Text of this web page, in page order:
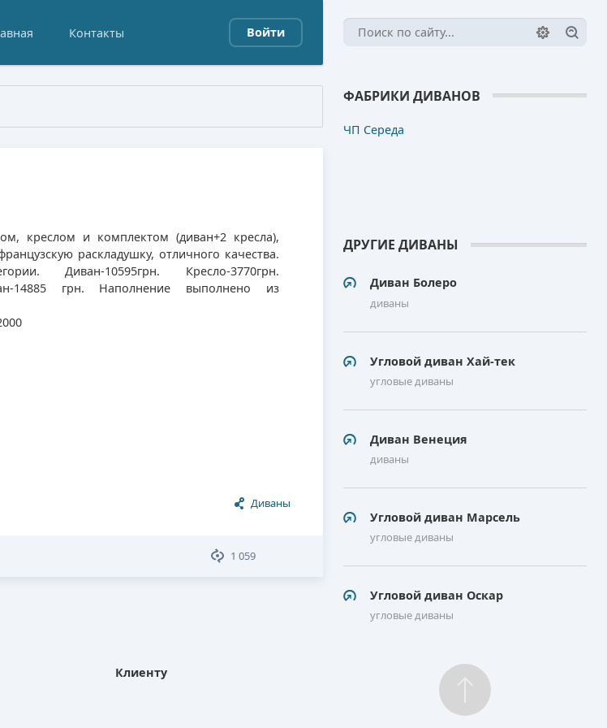
Контакты Войти
креслом и комплектом (диван+2 кресла),
раскладушку, отличного качества.
10595грн. Кресло-3770грн.
14885 грн. Наполнение выполнено из
Диваны
1 059
ФАБРИКИ ДИВАНОВ
ЧП Середа
ДРУГИЕ ДИВАНЫ
Диван Болеро
диваны
Угловой диван Хай-тек
угловые диваны
Диван Венеция
диваны
Угловой диван Марсель
угловые диваны
Угловой диван Оскар
угловые диваны
Клиенту